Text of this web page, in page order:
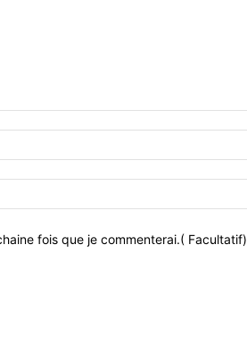
fois que je commenterai.( Facultatif)